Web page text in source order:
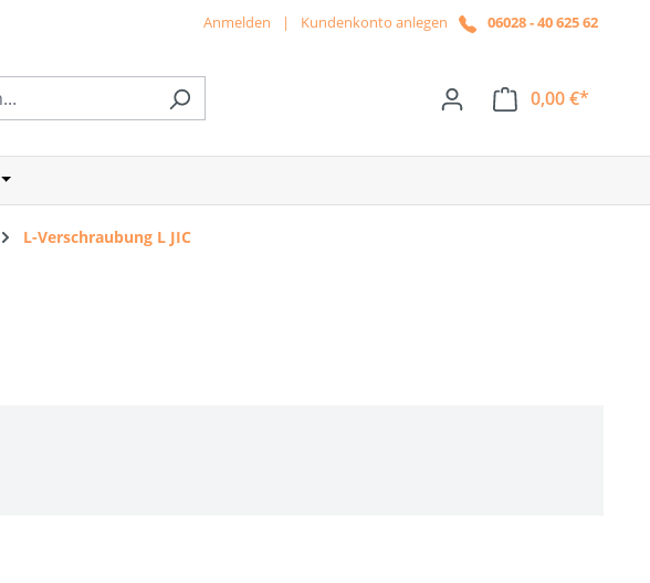
Anmelden | Kundenkonto anlegen 06028 - 40 625 62
0,00 €*
Öffne oder Schließe das Dropdown der Kategorie News
L-Verschraubung L JIC